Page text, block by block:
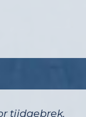
tijdgebrek.